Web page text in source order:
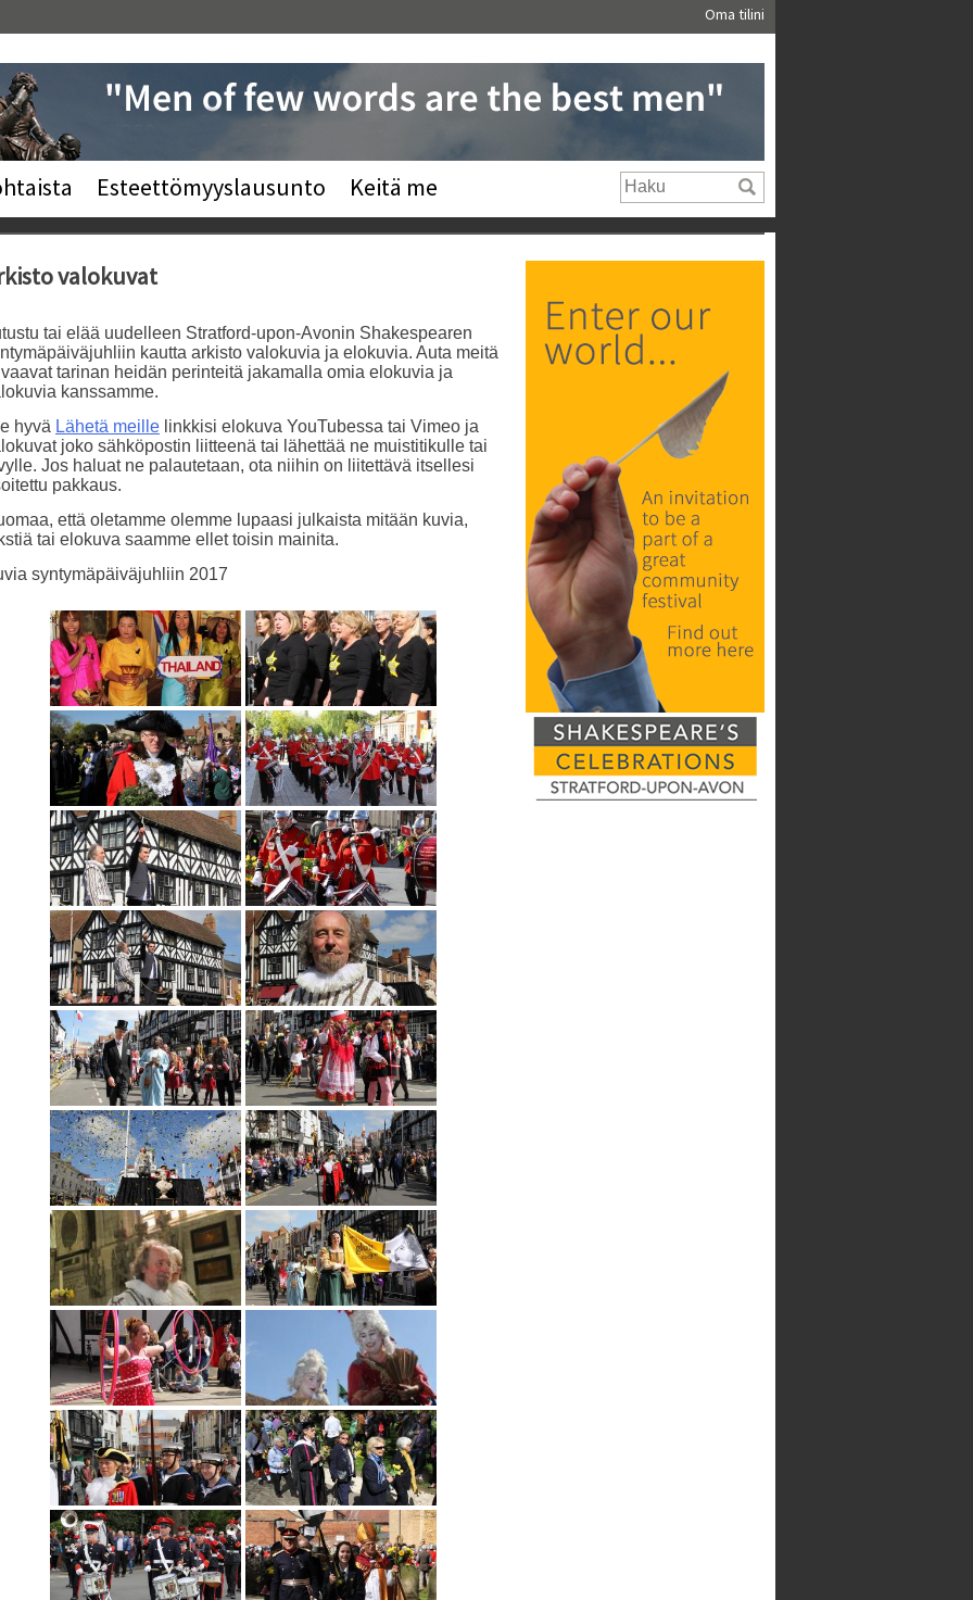
Oma tilini
Esteettömyyslausunto Keitä me
valokuvat
tai elää uudelleen Stratford-upon-Avonin Shakespearen
kautta arkisto valokuvia ja elokuvia. Auta meitä
tarinan heidän perinteitä jakamalla omia elokuvia ja
kanssamme.
hyvä Lähetä meille linkkisi elokuva YouTubessa tai Vimeo ja
joko sähköpostin liitteenä tai lähettää ne muistitikulle tai
Jos haluat ne palautetaan, ota niihin on liitettävä itsellesi
pakkaus.
että oletamme olemme lupaasi julkaista mitään kuvia,
tai elokuva saamme ellet toisin mainita.
syntymäpäiväjuhliin 2017